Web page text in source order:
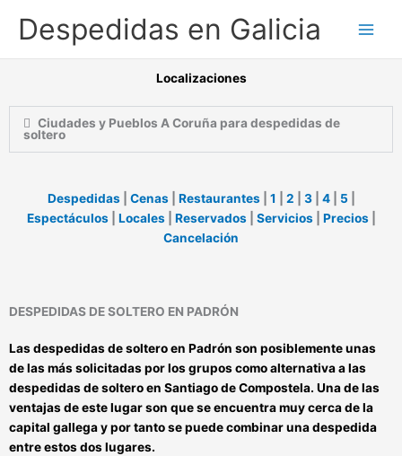
Despedidas en Galicia
Localizaciones
Ciudades y Pueblos A Coruña para despedidas de
soltero
Despedidas| Cenas| Restaurantes| 1 2 3| 4| 5
Espectáculos| Locales| Reservados| Servicios| Precios|
Cancelación
DESPEDIDAS DE SOLTERO EN PADRÓN
Lasdespedidas de soltero en Padrón son posiblemente unas
de las más solicitadas por los grupos como alternativa a las
despedidas de soltero en Santiago de Compostela. Una de las
ventajas de este lugar son que se encuentra muy cerca de la
capital gallega y por tanto se puede combinar una despedida
entre estos dos lugares.